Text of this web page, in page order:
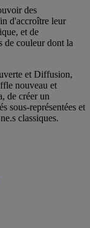
des
d'accroître leur
et de
de couleur dont la
et Diffusion,
nouveau et
de créer un
sous-représentées et
classiques.